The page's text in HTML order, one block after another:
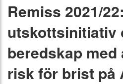
Remiss 2021/
utskottsinitiativ
beredskap med
risk för brist på